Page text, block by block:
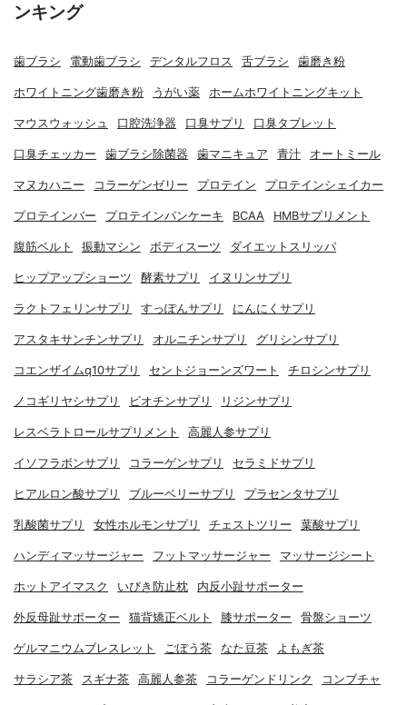
ンキング
歯ブラシ 電動歯ブラシ デンタルフロス 舌ブラシ 歯磨き粉
ホワイトニング歯磨き粉 うがい薬 ホームホワイトニングキット
マウスウォッシュ 口腔洗浄器 口臭サプリ 口臭タブレット
口臭チェッカー 歯ブラシ除菌器 歯マニキュア 青汁 オートミール
マヌカハニー コラーゲンゼリー プロテイン プロテインシェイカー
プロテインバー プロテインパンケーキ BCAA HMBサプリメント
腹筋ベルト 振動マシン ボディスーツ ダイエットスリッパ
ヒップアップショーツ 酵素サプリ イヌリンサプリ
ラクトフェリンサプリ すっぽんサプリ にんにくサプリ
アスタキサンチンサプリ オルニチンサプリ グリシンサプリ
コエンザイムq10サプリ セントジョーンズワート チロシンサプリ
ノコギリヤシサプリ ビオチンサプリ リジンサプリ
レスベラトロールサプリメント 高麗人参サプリ
イソフラボンサプリ コラーゲンサプリ セラミドサプリ
ヒアルロン酸サプリ ブルーベリーサプリ プラセンタサプリ
乳酸菌サプリ 女性ホルモンサプリ チェストツリー 葉酸サプリ
ハンディマッサージャー フットマッサージャー マッサージシート
ホットアイマスク いびき防止枕 内反小趾サポーター
外反母趾サポーター 猫背矯正ベルト 膝サポーター 骨盤ショーツ
ゲルマニウムブレスレット ごぼう茶 なた豆茶 よもぎ茶
サラシア茶 スギナ茶 高麗人参茶 コラーゲンドリンク コンブチャ